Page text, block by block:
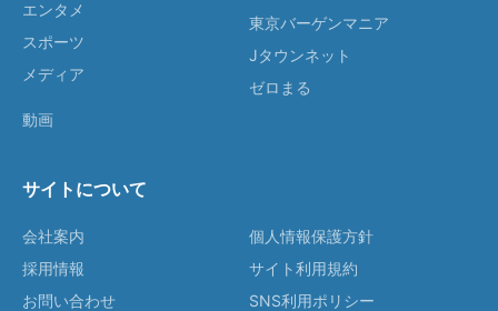
エンタメ
スポーツ
メディア
動画
東京バーゲンマニア
Jタウンネット
ゼロまる
サイトについて
会社案内
採用情報
お問い合わせ
個人情報保護方針
サイト利用規約
SNS利用ポリシー